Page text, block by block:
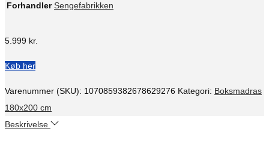
Forhandler Sengefabrikken
5.999 kr.
Køb her
Varenummer (SKU): 1070859382678629276 Kategori: Boksmadras
180x200 cm
Beskrivelse